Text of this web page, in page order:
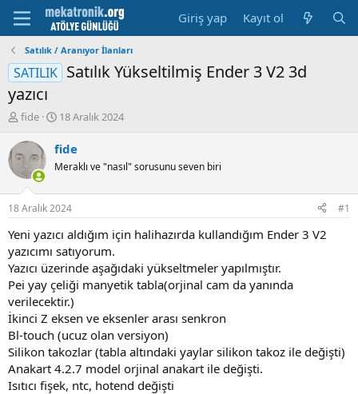
Giriş yap Kayıt ol
Satılık / Aranıyor İlanları
SATILIK Satılık Yükseltilmiş Ender 3 V2 3d
yazıcı
K
n
u
y
u
b
a
ş
a
t
a
n
fide
B
ş
a
a
t
a
i
h
i
18 Aralık 2024
fide
Meraklı ve "nasıl" sorusunu seven biri
18 Aralık 2024 #1
Yeni yazıcı aldığım için halihazırda kullandığım Ender 3 V2
yazıcımı satıyorum.
Yazıcı üzerinde aşağıdaki yükseltmeler yapılmıştır.
Pei yay çeliği manyetik tabla(orjinal cam da yanında
verilecektir.)
İkinci Z eksen ve eksenler arası senkron
Bl-touch (ucuz olan versiyon)
Silikon takozlar (tabla altındaki yaylar silikon takoz ile değişti)
Anakart 4.2.7 model orjinal anakart ile değişti.
Isıtıcı fişek, ntc, hotend değişti